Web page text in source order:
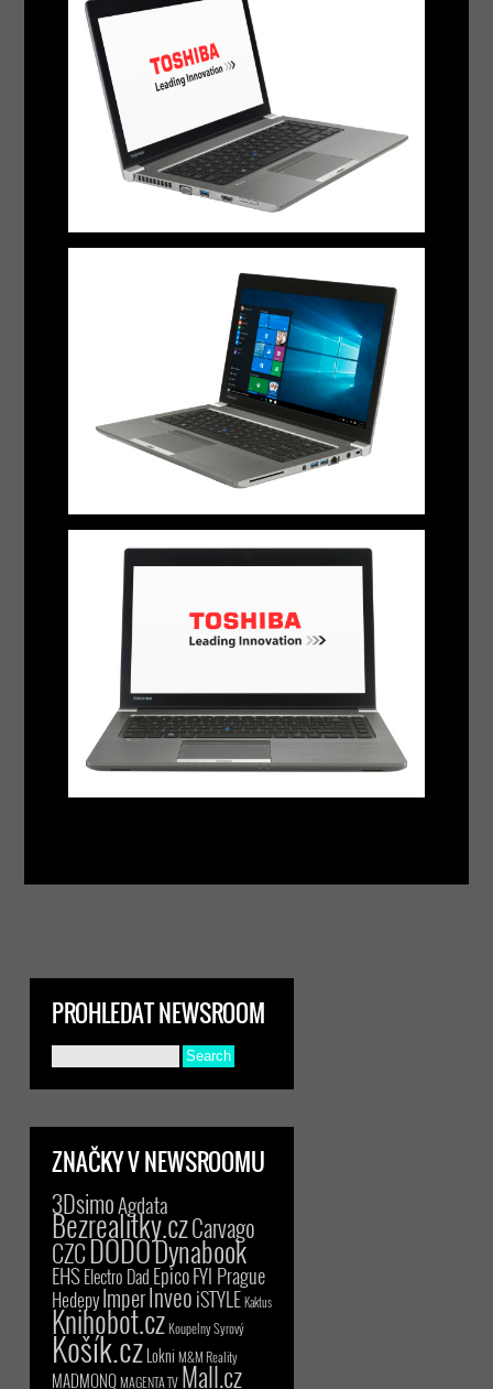
PROHLEDAT NEWSROOM
ZNAČKY V NEWSROOMU
3DsimoAgdata
Bezrealitky.czCarvago
CZCDODODynabook
EHSElectro Dad EpicoFYI Prague
HedepyImperInveoiSTYLE Kaktus
Knihobot.czKoupelny Syrový
Košík.czLokni M&M Reality
MADMONQMAGENTA TV Mall.cz